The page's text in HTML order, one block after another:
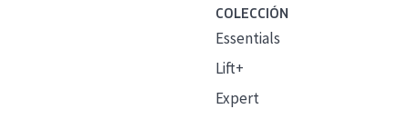
COLECCIÓN
Essentials
Lift+
Expert